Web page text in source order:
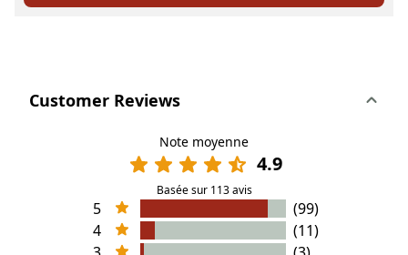
Customer Reviews
Note moyenne
4.9
Basée sur 113 avis
5
(99)
4
(11)